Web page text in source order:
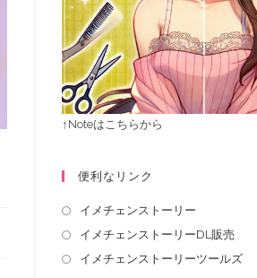
↑Noteはこちらから
便利なリンク
イメチェンストーリー
イメチェンストーリーDL販売
イメチェンストーリーツールズ